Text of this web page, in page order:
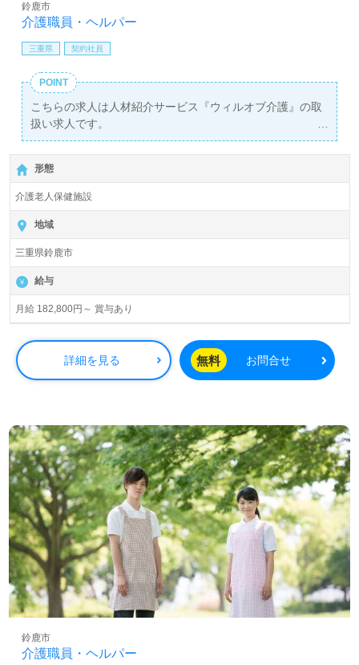
介護職員・ヘルパー
鈴鹿市
三重県 契約社員
POINT
こちらの求人は人材紹介サービス『ウィルオブ介護』の取
扱い求人です。
詳細に関してお気軽にご相談ください♪
【無料】で皆さんの転職活動をサポートいたします。
形態
介護老人保健施設
地域
三重県鈴鹿市
給与
月給 182,800円～ 賞与あり
詳細を見る 無料 お問合せ
介護職員・ヘルパー
鈴鹿市